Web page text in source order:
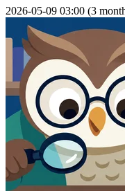
2026-05-09 03:00 (3